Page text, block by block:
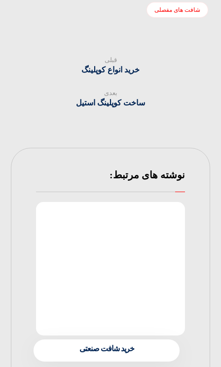
شافت های مفصلی
قبلی
خرید انواع کوپلینگ
بعدی
ساخت کوپلینگ استیل
نوشته های مرتبط:
خرید شافت صنعتی